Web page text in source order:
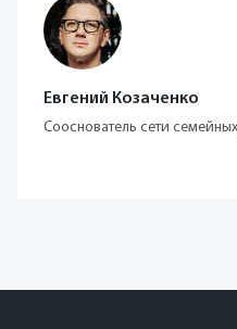
Евгений Козаченко
Сооснователь сети